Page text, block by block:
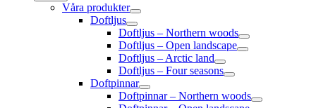
Våra produkter
Doftljus
Doftljus – Northern woods
Doftljus – Open landscape
Doftljus – Arctic land
Doftljus – Four seasons
Doftpinnar
Doftpinnar – Northern woods